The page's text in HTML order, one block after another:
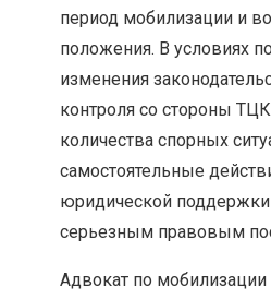
период мобилизации и
положения. В условиях
изменения
контроля со стороны
количества спорных
самостоятельные
юридической поддержки
серьезным правовым
Адвокат по мобилизации